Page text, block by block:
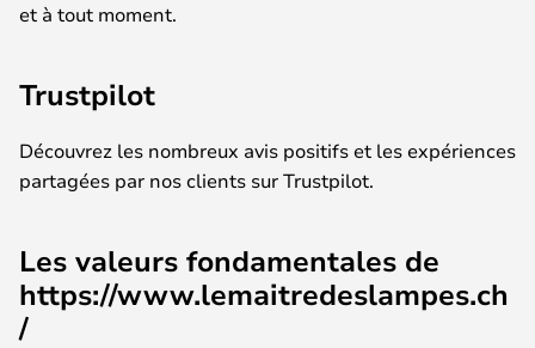
et à tout moment.
Trustpilot
Découvrez les nombreux avis positifs et les expériences
partagées par nos clients sur Trustpilot.
Les valeurs fondamentales de
https://www.lemaitredeslampes.ch
/